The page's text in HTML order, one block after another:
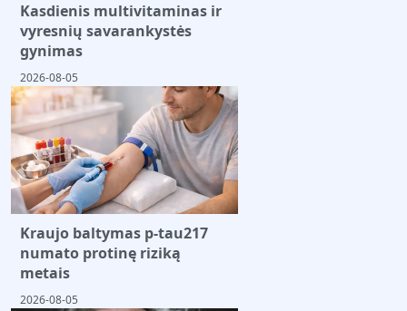
Kasdienis multivitaminas ir
vyresnių savarankystės
gynimas
2026-08-05
Kraujo baltymas p-tau217
numato protinę riziką
metais
2026-08-05